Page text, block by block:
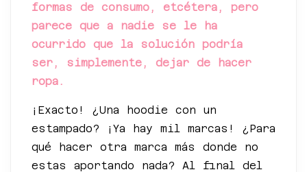
formas de consumo, etcétera, pero
parece que a nadie se le ha
ocurrido que la solución podría
ser, simplemente, dejar de hacer
ropa.
¡Exacto! ¿Una hoodie con un
estampado? ¡Ya hay mil marcas! ¿Para
qué hacer otra marca más donde no
estas aportando nada? Al final del